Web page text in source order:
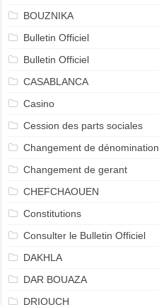
BOUZNIKA
Bulletin Officiel
Bulletin Officiel
CASABLANCA
Casino
Cession des parts sociales
Changement de dénomination
Changement de gerant
CHEFCHAOUEN
Constitutions
Consulter le Bulletin Officiel
DAKHLA
DAR BOUAZA
DRIOUCH